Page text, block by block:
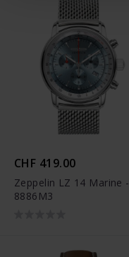
CHF 419.00
Zeppelin LZ 14 Marine -
8886M3